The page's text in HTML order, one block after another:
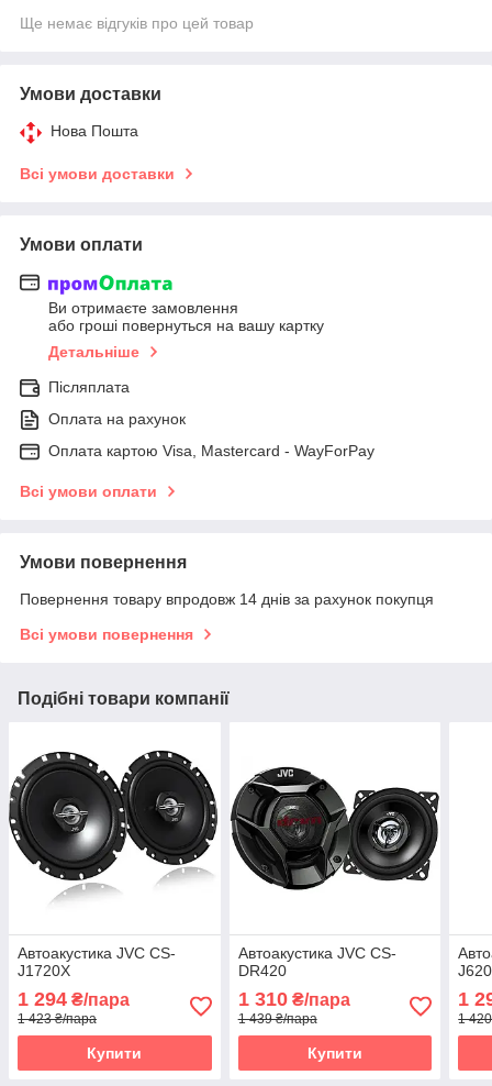
Ще немає відгуків про цей товар
Умови доставки
Нова Пошта
Всі умови доставки
Умови оплати
Ви отримаєте замовлення
або гроші повернуться на вашу картку
Детальніше
Післяплата
Оплата на рахунок
Оплата картою Visa, Mastercard - WayForPay
Всі умови оплати
Умови повернення
Повернення товару впродовж 14 днів за рахунок покупця
Всі умови повернення
Подібні товари компанії
Автоакустика JVC CS-
J1720X
1 294 ₴/пара
1 423 ₴/пара
Купити
Автоакустика JVC CS-
DR420
1 310₴/пара
1 439 ₴/пара
Купити
1
1